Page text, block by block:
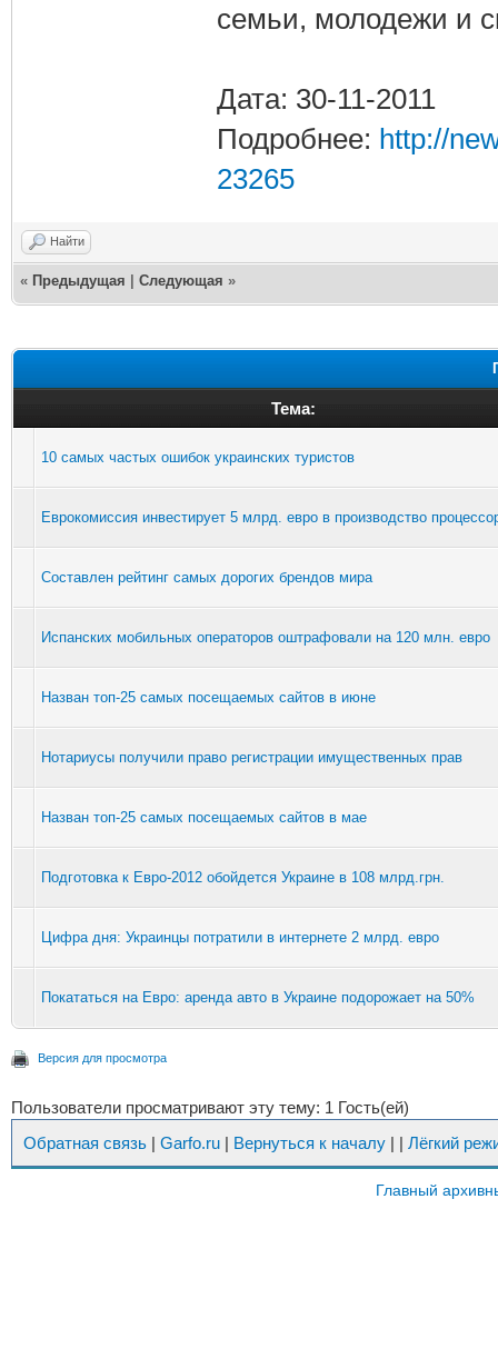
семьи, молодежи и
Дата: 30-11-2011
Подробнее: http://
23265
Найти
« Предыдущая Следующая »
Тема:
10 самых частых ошибок украинских туристов
Еврокомиссия инвестирует 5 млрд. евро в производство
Составлен рейтинг самых дорогих брендов мира
Испанских мобильных операторов оштрафовали на 120 млн. евро
Назван топ-25 самых посещаемых сайтов в июне
Нотариусы получили право регистрации имущественных прав
Назван топ-25 самых посещаемых сайтов в мае
Подготовка к Евро-2012 обойдется Украине в 108 млрд.грн.
Цифра дня: Украинцы потратили в интернете 2 млрд. евро
Покататься на Евро: аренда авто в Украине подорожает на 50%
Версия для просмотра
Пользователи просматривают эту тему: 1 Гость(ей)
Обратная связь | Garfo.ru | Вернуться к началу | | Лёгкий
Главный